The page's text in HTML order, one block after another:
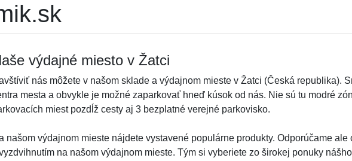
výdajné miesto v Žatci
nás môžete v našom sklade a výdajnom mieste v Žatci (Česká republika).
mesta a obvykle je možné zaparkovať hneď kúsok od nás. Nie sú tu modré
miest pozdĺž cesty aj 3 bezplatné verejné parkovisko.
našom výdajnom mieste nájdete vystavené populárne produkty. Odporúčame
na našom výdajnom mieste. Tým si vyberiete zo širokej ponuky